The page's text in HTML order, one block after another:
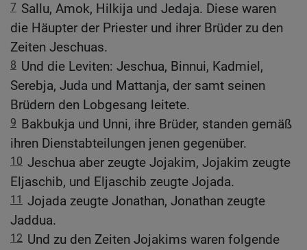
7 Sallu, Amok, Hilkija und Jedaja. Diese waren
die Häupter der Priester und ihrer Brüder zu den
Zeiten Jeschuas.
8 Und die Leviten: Jeschua, Binnui, Kadmiel,
Serebja, Juda und Mattanja, der samt seinen
Brüdern den Lobgesang leitete.
9 Bakbukja und Unni, ihre Brüder, standen gemäß
ihren Dienstabteilungen jenen gegenüber.
10 Jeschua aber zeugte Jojakim, Jojakim zeugte
Eljaschib, und Eljaschib zeugte Jojada.
11 Jojada zeugte Jonathan, Jonathan zeugte
Jaddua.
12 Und zu den Zeiten Jojakims waren folgende